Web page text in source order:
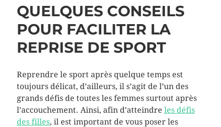
QUELQUES CONSEILS
POUR FACILITER LA
REPRISE DE SPORT
Reprendre le sport après quelque temps est
toujours délicat, d’ailleurs, il s’agit de l’un des
grands défis de toutes les femmes surtout après
l’accouchement. Ainsi, afin d’atteindre les défis
des filles, il est important de vous poser les